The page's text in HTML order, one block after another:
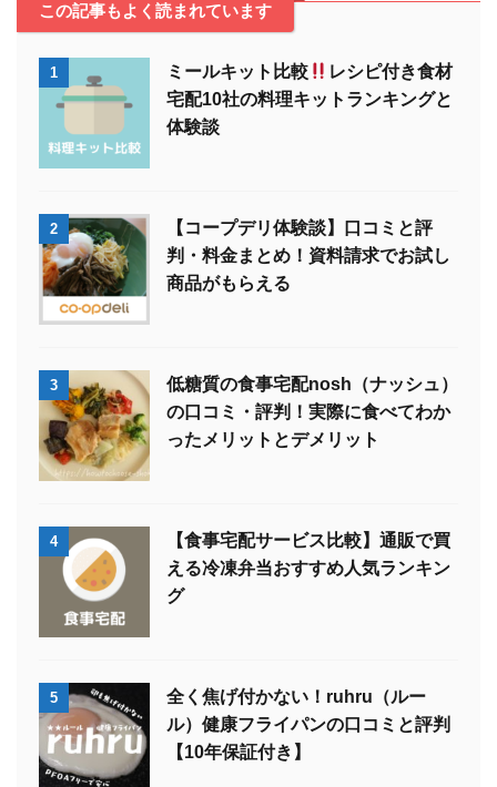
この記事もよく読まれています
1 ミールキット比較
レシピ付き食材
宅配10社の料理キットランキングと
体験談
2
【コープデリ体験談】口コミと評
判・料金まとめ！資料請求でお試し
商品がもらえる
3
低糖質の食事宅配nosh（ナッシュ）
の口コミ・評判！実際に食べてわか
ったメリットとデメリット
4
【食事宅配サービス比較】通販で買
える冷凍弁当おすすめ人気ランキン
グ
5
全く焦げ付かない！ruhru（ルー
ル）健康フライパンの口コミと評判
【10年保証付き】